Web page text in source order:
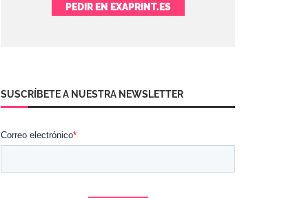
PEDIR EN EXAPRINT.ES
SUSCRÍBETE A NUESTRA NEWSLETTER